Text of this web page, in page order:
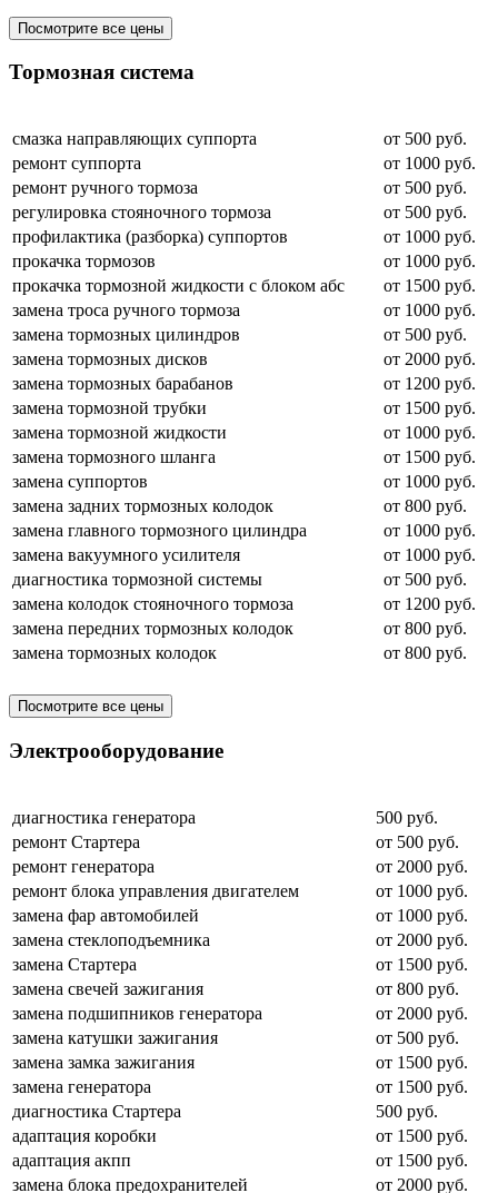
Посмотрите все цены
Тормозная система
смазка направляющих суппорта
от 500 руб.
ремонт суппорта
от 1000 руб.
ремонт ручного тормоза
от 500 руб.
регулировка стояночного тормоза
от 500 руб.
профилактика (разборка) суппортов
от 1000 руб.
прокачка тормозов
от 1000 руб.
прокачка тормозной жидкости с блоком абс
от 1500 руб.
замена троса ручного тормоза
от 1000 руб.
замена тормозных цилиндров
от 500 руб.
замена тормозных дисков
от 2000 руб.
замена тормозных барабанов
от 1200 руб.
замена тормозной трубки
от 1500 руб.
замена тормозной жидкости
от 1000 руб.
замена тормозного шланга
от 1500 руб.
замена суппортов
от 1000 руб.
замена задних тормозных колодок
от 800 руб.
замена главного тормозного цилиндра
от 1000 руб.
замена вакуумного усилителя
от 1000 руб.
диагностика тормозной системы
от 500 руб.
замена колодок стояночного тормоза
от 1200 руб.
замена передних тормозных колодок
от 800 руб.
замена тормозных колодок
от 800 руб.
Посмотрите все цены
Электрооборудование
диагностика генератора
500 руб.
ремонт Стартера
от 500 руб.
ремонт генератора
от 2000 руб.
ремонт блока управления двигателем
от 1000 руб.
замена фар автомобилей
от 1000 руб.
замена стеклоподъемника
от 2000 руб.
замена Стартера
от 1500 руб.
замена свечей зажигания
от 800 руб.
замена подшипников генератора
от 2000 руб.
замена катушки зажигания
от 500 руб.
замена замка зажигания
от 1500 руб.
замена генератора
от 1500 руб.
диагностика Стартера
500 руб.
адаптация коробки
от 1500 руб.
адаптация акпп
от 1500 руб.
замена блока предохранителей
от 2000 руб.